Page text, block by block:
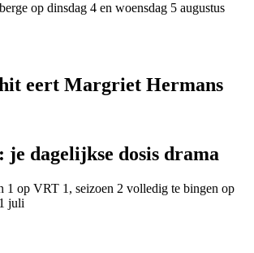
op dinsdag 4 en woensdag 5 augustus
eert Margriet Hermans
je dagelijkse dosis drama
1 op VRT 1, seizoen 2 volledig te bingen op
juli